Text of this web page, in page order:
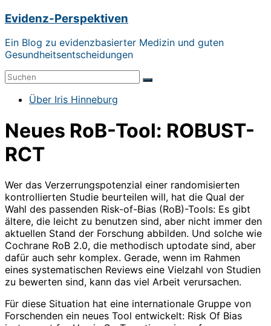
Zum
springen
Evidenz-Perspektiven
Ein Blog zu evidenzbasierter Medizin und guten
Gesundheitsentscheidungen
Menü Über Iris Hinneburg
Neues RoB-Tool: ROBUST-
RCT
Wer das Verzerrungspotenzial einer randomisierten
kontrollierten Studie beurteilen will, hat die Qual der
Wahl des passenden Risk-of-Bias (RoB)-Tools: Es gibt
ältere, die leicht zu benutzen sind, aber nicht immer den
aktuellen Stand der Forschung abbilden. Und solche wie
Cochrane RoB 2.0, die methodisch uptodate sind, aber
dafür auch sehr komplex. Gerade, wenn im Rahmen
eines systematischen Reviews eine Vielzahl von Studien
zu bewerten sind, kann das viel Arbeit verursachen.
Für diese Situation hat eine internationale Gruppe von
Forschenden ein neues Tool entwickelt: Risk Of Bias